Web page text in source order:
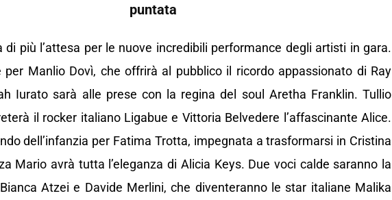
puntata
di più l’attesa per le nuove incredibili performance degli artisti in gara.
per Manlio Dovì, che offrirà al pubblico il ricordo appassionato di Ray
Iurato sarà alle prese con la regina del soul Aretha Franklin. Tullio
il rocker italiano Ligabue e Vittoria Belvedere l’affascinante Alice.
dell’infanzia per Fatima Trotta, impegnata a trasformarsi in Cristina
Mario avrà tutta l’eleganza di Alicia Keys. Due voci calde saranno la
Atzei e Davide Merlini, che diventeranno le star italiane Malika